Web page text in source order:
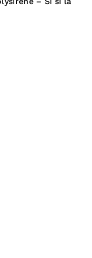
Glycerin, CI
Aluminum
CI 77491 / Iron
Access –
Expert –
collect à la